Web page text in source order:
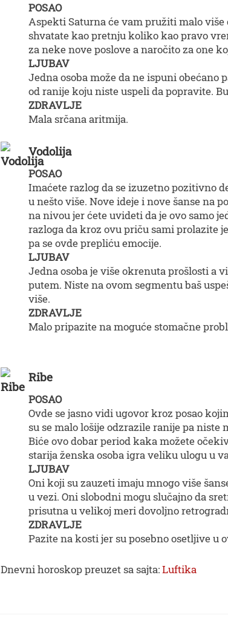
POSAO
Aspekti Saturna će vam pružiti malo više
shvatate kao pretnju koliko kao pravo
za neke nove poslove a naročito za one
LJUBAV
Jedna osoba može da ne ispuni obećano
od ranije koju niste uspeli da popravite.
ZDRAVLJE
Mala srčana aritmija.
Vodolija
POSAO
Imaćete razlog da se izuzetno pozitivno
u nešto više. Nove ideje i nove šanse na
na nivou jer ćete uvideti da je ovo samo
razloga da kroz ovu priču sami prolazite
pa se ovde prepliću emocije.
LJUBAV
Jedna osoba je više okrenuta prošlosti a
putem. Niste na ovom segmentu baš
više.
ZDRAVLJE
Malo pripazite na moguće stomačne
Ribe
POSAO
Ovde se jasno vidi ugovor kroz posao
su se malo lošije odzrazile ranije pa niste
Biće ovo dobar period kaka možete
starija ženska osoba igra veliku ulogu u
LJUBAV
Oni koji su zauzeti imaju mnogo više
u vezi. Oni slobodni mogu slučajno da
prisutna u velikoj meri dovoljno
ZDRAVLJE
Pazite na kosti jer su posebno osetljive u
Dnevni horoskop preuzet sa sajta:Luftika